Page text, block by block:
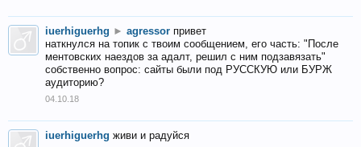
iuerhiguerhg ► agressor привет
наткнулся на топик с твоим сообщением, его часть: "После
ментовских наездов за адалт, решил с ним подзавязать"
собственно вопрос: сайты были под РУССКУЮ или БУРЖ
аудиторию?
04.10.18
iuerhiguerhg живи и радуйся